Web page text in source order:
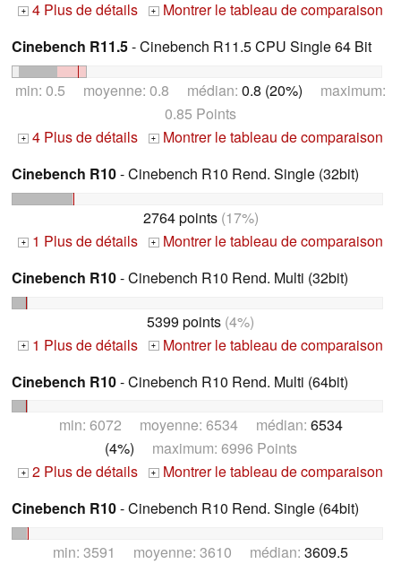
+ 4 Plus de détails + Montrer le tableau de comparaison
Cinebench R11.5- Cinebench R11.5 CPU Single 64 Bit
min: 0.5 moyenne: 0.8 médian: 0.8 (20%) maximum:
0.85 Points
+ 4 Plus de détails + Montrer le tableau de comparaison
Cinebench R10- Cinebench R10 Rend. Single (32bit)
2764 points(17%)
+ 1 Plus de détails + Montrer le tableau de comparaison
Cinebench R10- Cinebench R10 Rend. Multi (32bit)
5399 points (4%)
+ 1 Plus de détails + Montrer le tableau de comparaison
Cinebench R10- Cinebench R10 Rend. Multi (64bit)
min: 6072 moyenne: 6534 médian: 6534
(4%) maximum: 6996 Points
+ 2 Plus de détails + Montrer le tableau de comparaison
Cinebench R10- Cinebench R10 Rend. Single (64bit)
min: 3591 moyenne: 3610 médian: 3609.5